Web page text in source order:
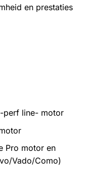
en prestaties
perf line- motor
Pro motor en
Vado/Como)